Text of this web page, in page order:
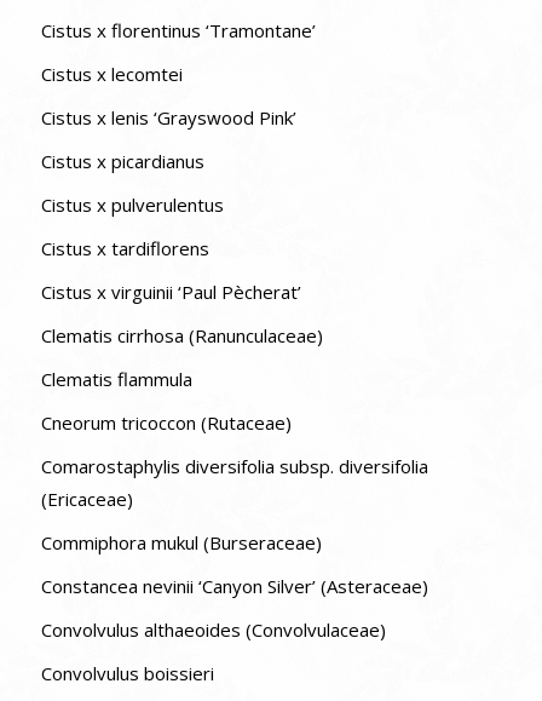
Cistus x florentinus ‘Tramontane’
Cistus x lecomtei
Cistus x lenis ‘Grayswood Pink’
Cistus x picardianus
Cistus x pulverulentus
Cistus x tardiflorens
Cistus x virguinii ‘Paul Pècherat’
Clematis cirrhosa (Ranunculaceae)
Clematis flammula
Cneorum tricoccon (Rutaceae)
Comarostaphylis diversifolia subsp. diversifolia
(Ericaceae)
Commiphora mukul (Burseraceae)
Constancea nevinii ‘Canyon Silver’ (Asteraceae)
Convolvulus althaeoides (Convolvulaceae)
Convolvulus boissieri